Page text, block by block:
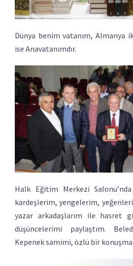
Dünya benim vatanım, Almanya
ise Anavatanımdır.
Halk Eğitim Merkezi
kardeşlerim, yengelerim,
yazar arkadaşlarım ile hasret
düşüncelerimi paylaştım.
Kepenek samimi, özlü bir